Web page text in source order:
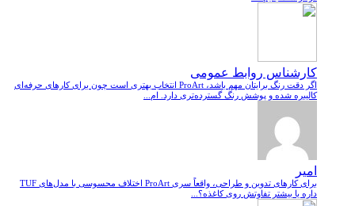
کارشناس روابط عمومی
اگر دقت رنگ برایتان مهم باشد، ProArt انتخاب بهتری است چون برای کارهای حرفه‌ای
کالیبره شده و پوشش رنگ گسترده‌تری دارد. ام...
امیر
برای کارهای تدوین و طراحی، واقعاً سری ProArt اختلاف محسوسی با مدل‌های TUF
داره یا بیشتر تفاوتش روی کاغذه؟...